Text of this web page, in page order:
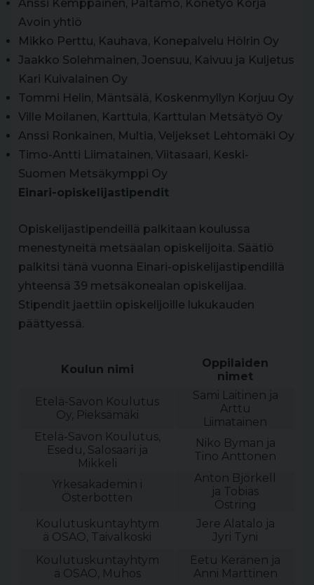
Anssi Kemppainen, Paltamo, Konetyö Korja
Avoin yhtiö
Mikko Perttu, Kauhava, Konepalvelu Hölrin Oy
Jaakko Solehmainen, Joensuu, Kaivuu ja Kuljetus
Kari Kuivalainen Oy
Tommi Helin, Mäntsälä, Koskenmyllyn Korjuu Oy
Ville Moilanen, Karttula, Karttulan Metsätyö Oy
Anssi Ronkainen, Multia, Veljekset Lehtomäki Oy
Timo-Antti Liimatainen, Viitasaari, Keski-
Suomen Metsäkymppi Oy
Einari-opiskelijastipendit
Opiskelijastipendeillä palkitaan koulussa
menestyneitä metsäalan opiskelijoita. Säätiö
palkitsi tänä vuonna Einari-opiskelijastipendillä
yhteensä 39 metsäkonealan opiskelijaa.
Stipendit jaettiin opiskelijoille lukukauden
päättyessä.
Koulun nimi
Oppilaiden
nimet
Etelä-Savon Koulutus
Oy, Pieksämäki
Sami Laitinen ja
Arttu
Liimatainen
Etelä-Savon Koulutus,
Esedu, Salosaari ja
Mikkeli
Niko Byman ja
Tino Anttonen
Yrkesakademin i
Österbotten
Anton Björkell
ja Tobias
Östring
Koulutuskuntayhtym
ä OSAO, Taivalkoski
Jere Alatalo ja
Jyri Tyni
Koulutuskuntayhtym
ä OSAO, Muhos
Eetu Keränen ja
Anni Marttinen